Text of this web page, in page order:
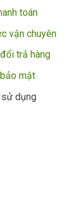
toán
vận chuyên
trả hàng
mật
dụng